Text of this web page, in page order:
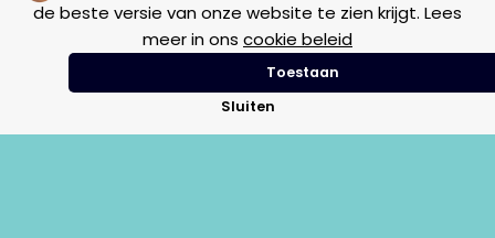
de beste versie van onze website te zien krijgt. Lees
meer in ons cookie beleid
Toestaan
Sluiten